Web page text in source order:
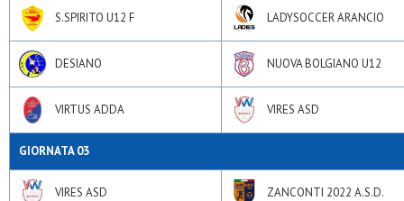
S.SPIRITO U12 F LADYSOCCER ARANCIO
DESIANO NUOVA BOLGIANO U12
VIRTUS ADDA VIRES ASD
GIORNATA 03
VIRES ASD ZANCONTI 2022 A.S.D.